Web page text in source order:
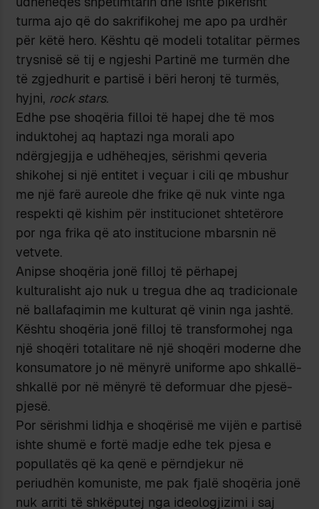
turma ajo që do sakrifikohej me apo pa urdhër
për këtë hero. Kështu që modeli totalitar përmes
trysnisë së tij e ngjeshi Partinë me turmën dhe
të zgjedhurit e partisë i bëri heronj të turmës,
hyjni, rock stars.
Edhe pse shoqëria filloi të hapej dhe të mos
induktohej aq haptazi nga morali apo
ndërgjegjja e udhëheqjes, sërishmi qeveria
shikohej si një entitet i veçuar i cili qe mbushur
me një farë aureole dhe frike që nuk vinte nga
respekti që kishim për institucionet shtetërore
por nga frika që ato institucione mbarsnin në
vetvete.
Anipse shoqëria jonë filloj të përhapej
kulturalisht ajo nuk u tregua dhe aq tradicionale
në ballafaqimin me kulturat që vinin nga jashtë.
Kështu shoqëria jonë filloj të transformohej nga
një shoqëri totalitare në një shoqëri moderne dhe
konsumatore jo në mënyrë uniforme apo shkallë-
shkallë por në mënyrë të deformuar dhe pjesë-
pjesë.
Por sërishmi lidhja e shoqërisë me vijën e partisë
ishte shumë e fortë madje edhe tek pjesa e
popullatës që ka qenë e përndjekur në
periudhën komuniste, me pak fjalë shoqëria jonë
nuk arriti të shkëputej nga ideologjizimi i saj